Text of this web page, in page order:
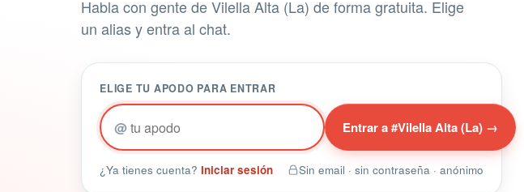
Habla con gente de Vilella Alta (La) de forma gratuita. Elige
un alias y entra al chat.
ELIGE TU APODO PARA ENTRAR
@ Entrar a #Vilella Alta (La) →
¿Ya tienes cuenta? Iniciar sesión Sin email · sin contraseña · anónimo